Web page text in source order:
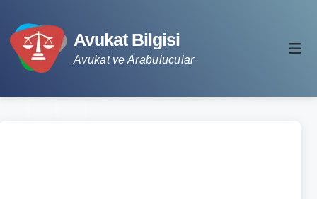
Avukat Bilgisi
Avukat ve Arabulucular